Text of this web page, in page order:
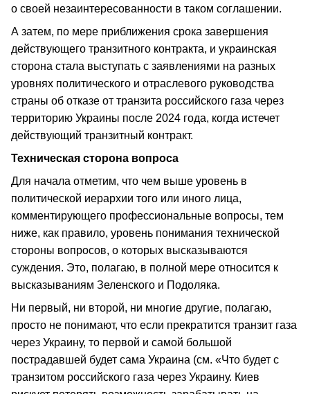
о своей незаинтересованности в таком соглашении.
А затем, по мере приближения срока завершения
действующего транзитного контракта, и украинская
сторона стала выступать с заявлениями на разных
уровнях политического и отраслевого руководства
страны об отказе от транзита российского газа через
территорию Украины после 2024 года, когда истечет
действующий транзитный контракт.
Техническая сторона вопроса
Для начала отметим, что чем выше уровень в
политической иерархии того или иного лица,
комментирующего профессиональные вопросы, тем
ниже, как правило, уровень понимания технической
стороны вопросов, о которых высказываются
суждения. Это, полагаю, в полной мере относится к
высказываниям Зеленского и Подоляка.
Ни первый, ни второй, ни многие другие, полагаю,
просто не понимают, что если прекратится транзит газа
через Украину, то первой и самой большой
пострадавшей будет сама Украина (см. «Что будет с
транзитом российского газа через Украину. Киев